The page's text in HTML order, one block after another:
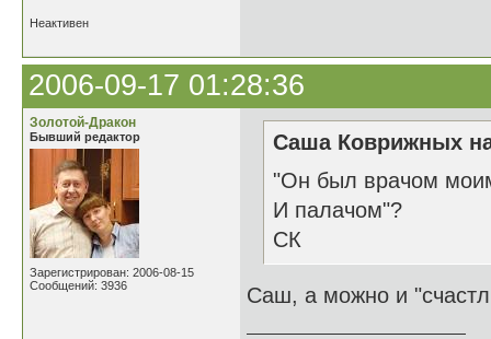
Неактивен
2006-09-17 01:28:36
Золотой-Дракон
Бывший редактор
Зарегистрирован: 2006-08-15
Сообщений: 3936
Саша Коврижных
"Он был врачом
И палачом"?
СК
Саш, а можно и